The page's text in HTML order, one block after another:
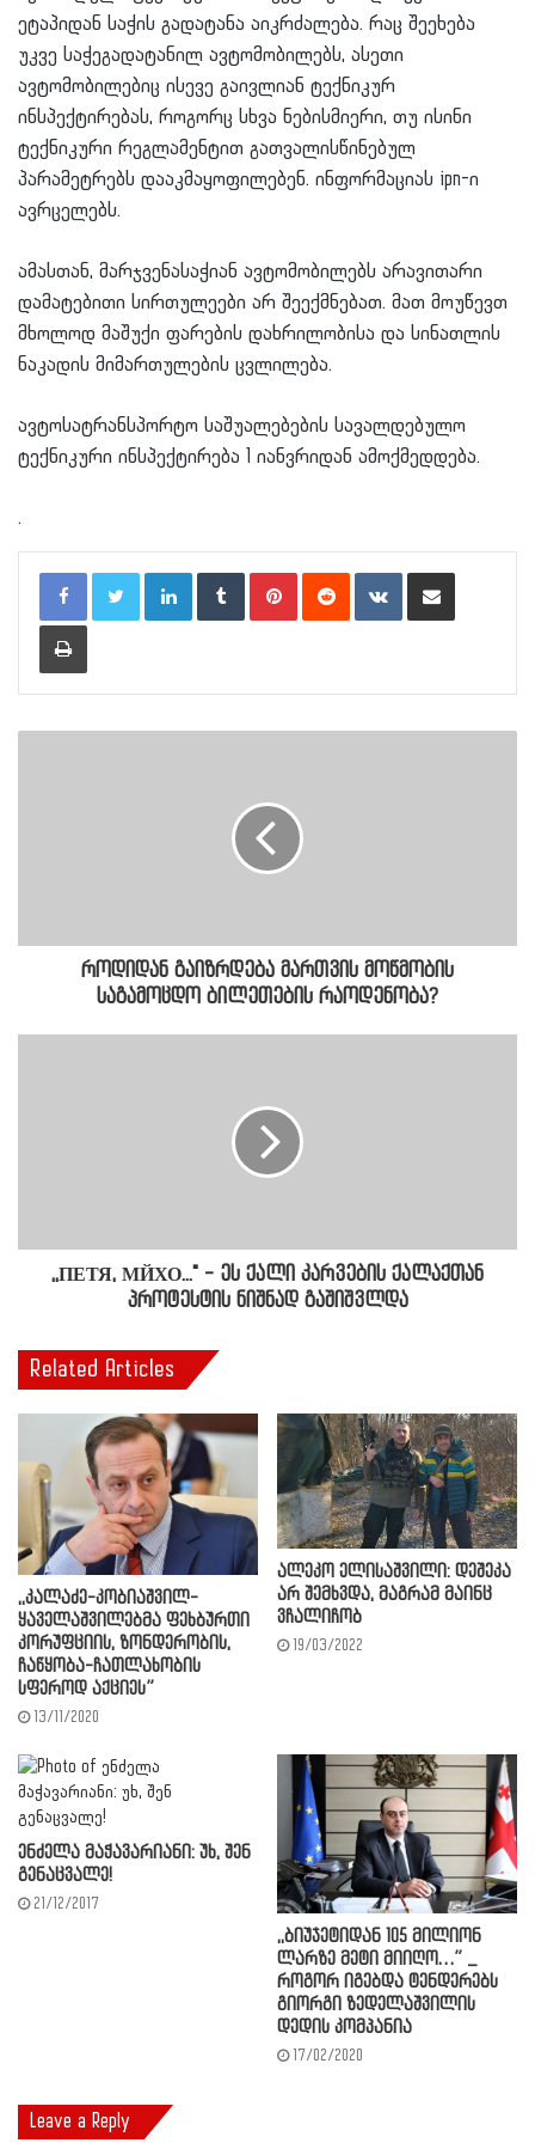
ეტაპიდან საჭის გადატანა აიკრძალება. რაც შეეხება
უკვე საჭეგადატანილ ავტომობილებს, ასეთი
ავტომობილებიც ისევე გაივლიან ტექნიკურ
ინსპექტირებას, როგორც სხვა ნებისმიერი, თუ ისინი
ტექნიკური რეგლამენტით გათვალისწინებულ
პარამეტრებს დააკმაყოფილებენ. ინფორმაციას ipn-ი
ავრცელებს.
ამასთან, მარჯვენასაჭიან ავტომობილებს არავითარი
დამატებითი სირთულეები არ შეექმნებათ. მათ მოუწევთ
მხოლოდ მაშუქი ფარების დახრილობისა და სინათლის
ნაკადის მიმართულების ცვლილება.
ავტოსატრანსპორტო საშუალებების სავალდებულო
ტექნიკური ინსპექტირება 1 იანვრიდან ამოქმედდება.
.
LinkedInTumblr PinterestReddit VKontakteShare via Email
Print
როდიდან გაიზრდება მართვის მოწმობის
საგამოცდო ბილეთების რაოდენობა?
,,ПЕТЯ, МЙХО..." - ეს ქალი კარვების ქალაქთან
პროტესტის ნიშნად გაშიშვლდა
Related Articles
,,კალაძე-კობიაშვილ-
ყაველაშვილებმა ფეხბურთი
კორუფციის, ზონდერობის,
ჩაწყობა-ჩათლახობის
სფეროდ აქციეს”
13/11/2020
ალეკო ელისაშვილი: დეშეკა
არ შემხვდა, მაგრამ მაინც
ვჩალიჩობ
19/03/2022
ენძელა მაჭავარიანი: უხ, შენ
გენაცვალე!
21/12/2017
,,ბიუჯეტიდან 105 მილიონ
ლარზე მეტი მიიღო…” _
როგორ იგებდა ტენდერებს
გიორგი ზედელაშვილის
დედის კომპანია
17/02/2020
Leave a Reply